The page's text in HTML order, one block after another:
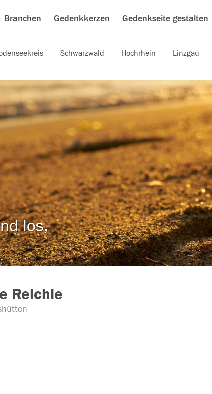
Branchen Gedenkkerzen Gedenkseite gestalten
Schwarzwald Hochrhein Linzgau
los,
Reichle